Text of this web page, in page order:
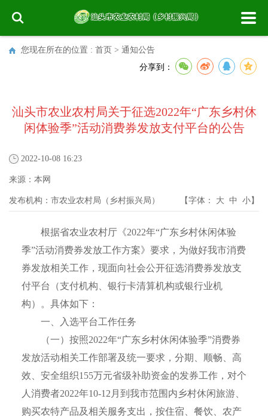
您现在所在的位置 : 首页 > 通知公告
分享到：
汕头市农业农村局关于征选2022年“广东乡村休
闲体验季”活动消费券发放支付平台的公告
2022-10-08 16:23
来源： 本网
发布机构： 市农业农村局（乡村振兴局） 【字体： 大 中 小】
根据省农业农村厅《2022年“广东乡村休闲体验
季”活动消费券发放工作方案》要求，为做好我市消费
券发放相关工作，现面向社会公开征选消费券发放支
付平台（支付机构、银行卡清算机构或银行业机
构）。具体如下：
一、入选平台工作任务
（一）按照2022年“广东乡村休闲体验季”消费券
发放活动相关工作部署及统一要求，分期、顺畅、高
效、安全组织155万元省级补助资金的发券工作，对个
人消费者2022年10-12月到我市范围内乡村休闲旅游、
购买农特产品及相关服务支出，按住宿、餐饮、农产